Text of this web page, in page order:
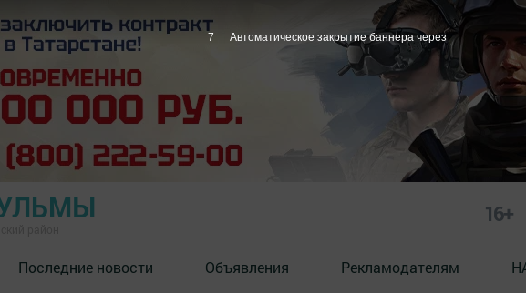
16+
Последние новости Объявления Рекламодателям
6 Автоматическое закрытие баннера через